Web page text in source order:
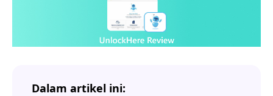
Dalam artikel ini: